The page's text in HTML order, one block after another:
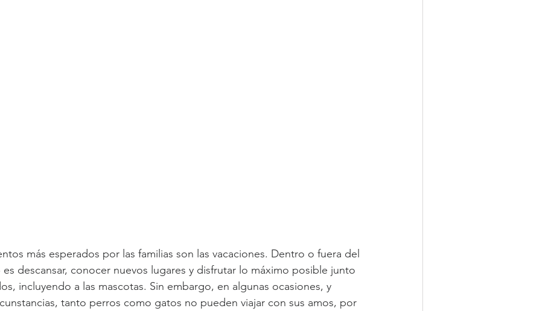
más esperados por las familias son las vacaciones. Dentro o fuera del
descansar, conocer nuevos lugares y disfrutar lo máximo posible junto
incluyendo a las mascotas. Sin embargo, en algunas ocasiones, y
tanto perros como gatos no pueden viajar con sus amos, por